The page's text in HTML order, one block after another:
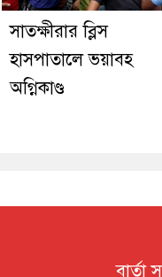
সাতক্ষীরার ব্লিস
হাসপাতালে ভয়াবহ
অগ্নিকাণ্ড